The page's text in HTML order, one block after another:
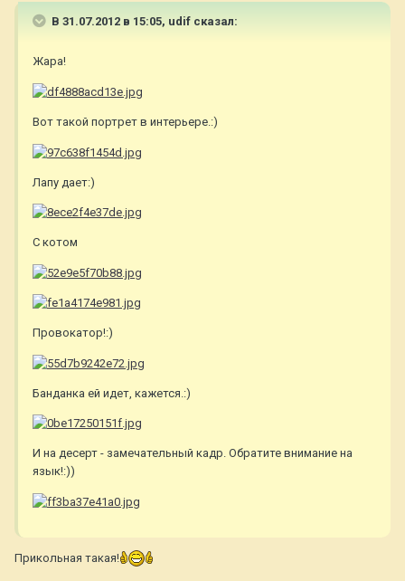
В 31.07.2012 в 15:05, udif сказал:
Жара!
Вот такой портрет в интерьере.:)
Лапу дает:)
С котом
Провокатор!:)
Банданка ей идет, кажется.:)
И на десерт - замечательный кадр. Обратите внимание на
язык!:))
Прикольная такая!